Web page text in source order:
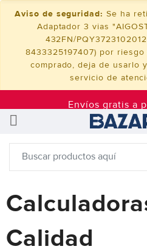
Aviso de seguridad: Se ha
Adaptador 3 vias
432FN/
8433325197407) por
comprado, deja de usarlo
servicio de
Envíos gratis a
Calidad